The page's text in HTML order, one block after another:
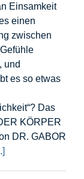
Einsamkeit
einen
zwischen
und
es so etwas
Das
KÖRPER
DR. GABOR